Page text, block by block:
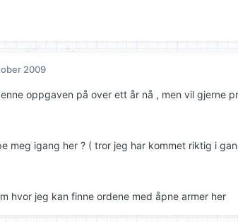
2009
oppgaven på over ett år nå , men vil gjerne
meg igang her ? ( tror jeg har kommet riktig i
hvor jeg kan finne ordene med åpne armer her